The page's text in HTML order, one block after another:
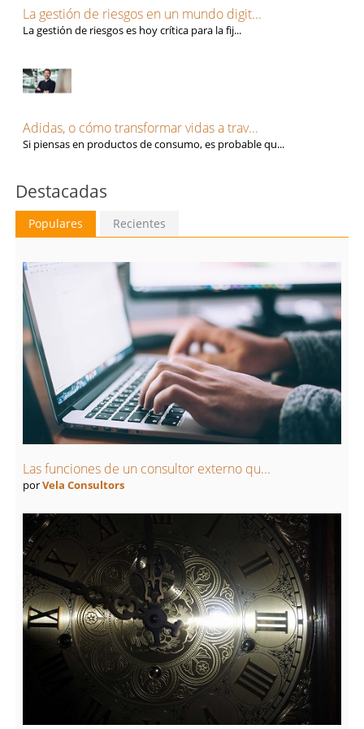
Tarragona
Teruel
Valladolid
Vizcaya
Zaragoza
Tecnología, Software e IA
Ventas y Comercial
La gestión de riesgos en un mundo digit...
La gestión de riesgos es hoy crítica para la fij...
Adidas, o cómo transformar vidas a trav...
Si piensas en productos de consumo, es probable qu...
Destacadas
Populares Recientes
Las funciones de un consultor externo qu...
porVela Consultors